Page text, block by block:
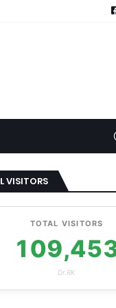
VISITORS
TOTAL VISITORS
Dr.RK